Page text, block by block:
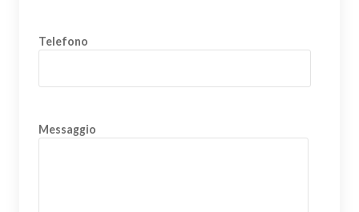
Telefono
Messaggio